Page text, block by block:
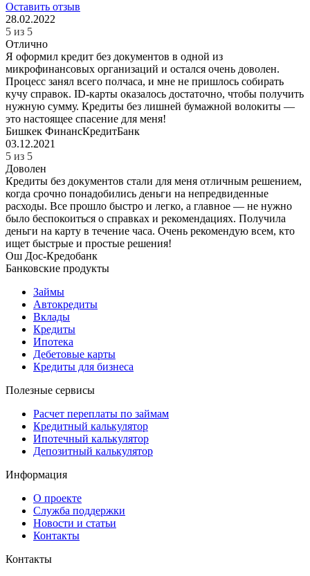
Оставить отзыв
28.02.2022
5 из 5
Отлично
Я оформил кредит без документов в одной из
микрофинансовых организаций и остался очень доволен.
Процесс занял всего полчаса, и мне не пришлось собирать
кучу справок. ID-карты оказалось достаточно, чтобы получить
нужную сумму. Кредиты без лишней бумажной волокиты —
это настоящее спасение для меня!
Бишкек ФинансКредитБанк
03.12.2021
5 из 5
Доволен
Кредиты без документов стали для меня отличным решением,
когда срочно понадобились деньги на непредвиденные
расходы. Все прошло быстро и легко, а главное — не нужно
было беспокоиться о справках и рекомендациях. Получила
деньги на карту в течение часа. Очень рекомендую всем, кто
ищет быстрые и простые решения!
Ош Дос-Кредобанк
Банковские продукты
Займы
Автокредиты
Вклады
Кредиты
Ипотека
Дебетовые карты
Кредиты для бизнеса
Полезные сервисы
Расчет переплаты по займам
Кредитный калькулятор
Ипотечный калькулятор
Депозитный калькулятор
Информация
О проекте
Служба поддержки
Новости и статьи
Контакты
Контакты